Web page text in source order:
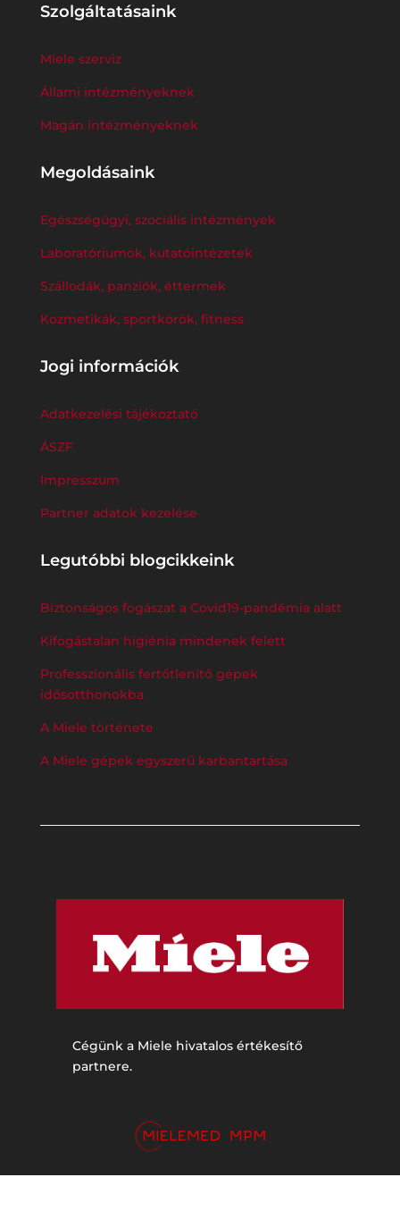
Szolgáltatásaink
Miele szerviz
Állami intézményeknek
Magán intézményeknek
Megoldásaink
Egészségügyi, szociális intézmények
Laboratóriumok, kutatóintézetek
Szállodák, panziók, éttermek
Kozmetikák, sportkörök, fitness
Jogi információk
Adatkezelési tájékoztató
ÁSZF
Impresszum
Partner adatok kezelése
Legutóbbi blogcikkeink
Biztonságos fogászat a Covid19-pandémia alatt
Kifogástalan higiénia mindenek felett
Professzionális fertőtlenítő gépek
idősotthonokba
A Miele története
A Miele gépek egyszerű karbantartása
Cégünk a Miele hivatalos értékesítő
partnere.